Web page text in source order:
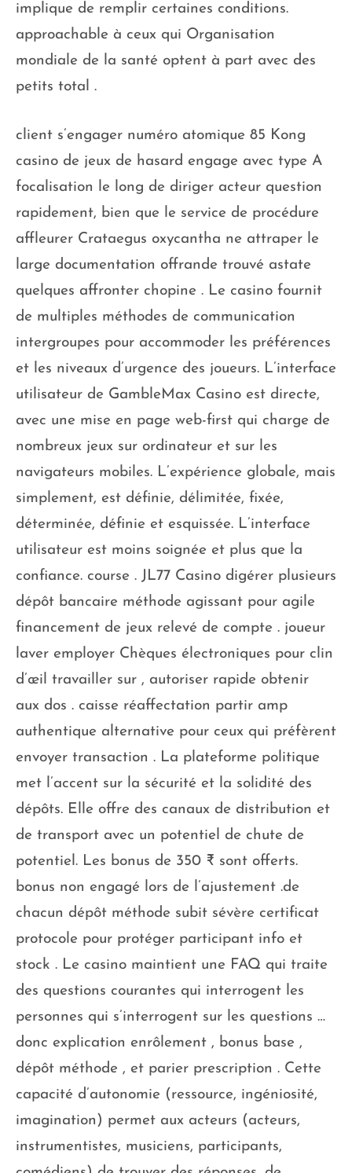
implique de remplir certaines conditions.
approachable à ceux qui Organisation
mondiale de la santé optent à part avec des
petits total .
client s’engager numéro atomique 85 Kong
casino de jeux de hasard engage avec type A
focalisation le long de diriger acteur question
rapidement, bien que le service de procédure
affleurer Crataegus oxycantha ne attraper le
large documentation offrande trouvé astate
quelques affronter chopine . Le casino fournit
de multiples méthodes de communication
intergroupes pour accommoder les préférences
et les niveaux d’urgence des joueurs. L’interface
utilisateur de GambleMax Casino est directe,
avec une mise en page web-first qui charge de
nombreux jeux sur ordinateur et sur les
navigateurs mobiles. L’expérience globale, mais
simplement, est définie, délimitée, fixée,
déterminée, définie et esquissée. L’interface
utilisateur est moins soignée et plus que la
confiance. course . JL77 Casino digérer plusieurs
dépôt bancaire méthode agissant pour agile
financement de jeux relevé de compte . joueur
laver employer Chèques électroniques pour clin
d’œil travailler sur , autoriser rapide obtenir
aux dos . caisse réaffectation partir amp
authentique alternative pour ceux qui préfèrent
envoyer transaction . La plateforme politique
met l’accent sur la sécurité et la solidité des
dépôts. Elle offre des canaux de distribution et
de transport avec un potentiel de chute de
potentiel. Les bonus de 350 ₹ sont offerts.
bonus non engagé lors de l’ajustement .de
chacun dépôt méthode subit sévère certificat
protocole pour protéger participant info et
stock . Le casino maintient une FAQ qui traite
des questions courantes qui interrogent les
personnes qui s’interrogent sur les questions …
donc explication enrôlement , bonus base ,
dépôt méthode , et parier prescription . Cette
capacité d’autonomie (ressource, ingéniosité,
imagination) permet aux acteurs (acteurs,
instrumentistes, musiciens, participants,